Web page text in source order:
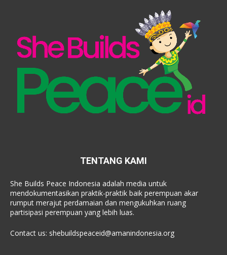
TENTANG KAMI
She Builds Peace Indonesia adalah media untuk
mendokumentasikan praktik-praktik baik perempuan akar
rumput merajut perdamaian dan mengukuhkan ruang
partisipasi perempuan yang lebih luas.
Contact us: shebuildspeaceid@amanindonesia.org